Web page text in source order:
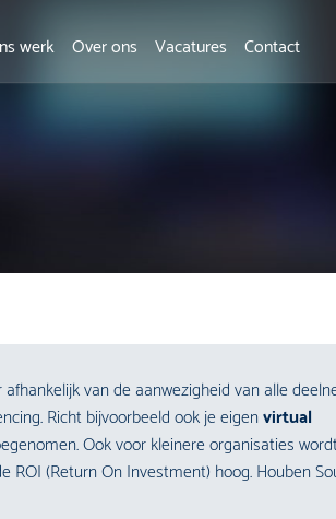
werk Over ons Vacatures Contact
van de aanwezigheid van alle
Richt bijvoorbeeld ook je eigenvirtual
Ook voor kleinere organisaties
(Return On Investment) hoog. Houben